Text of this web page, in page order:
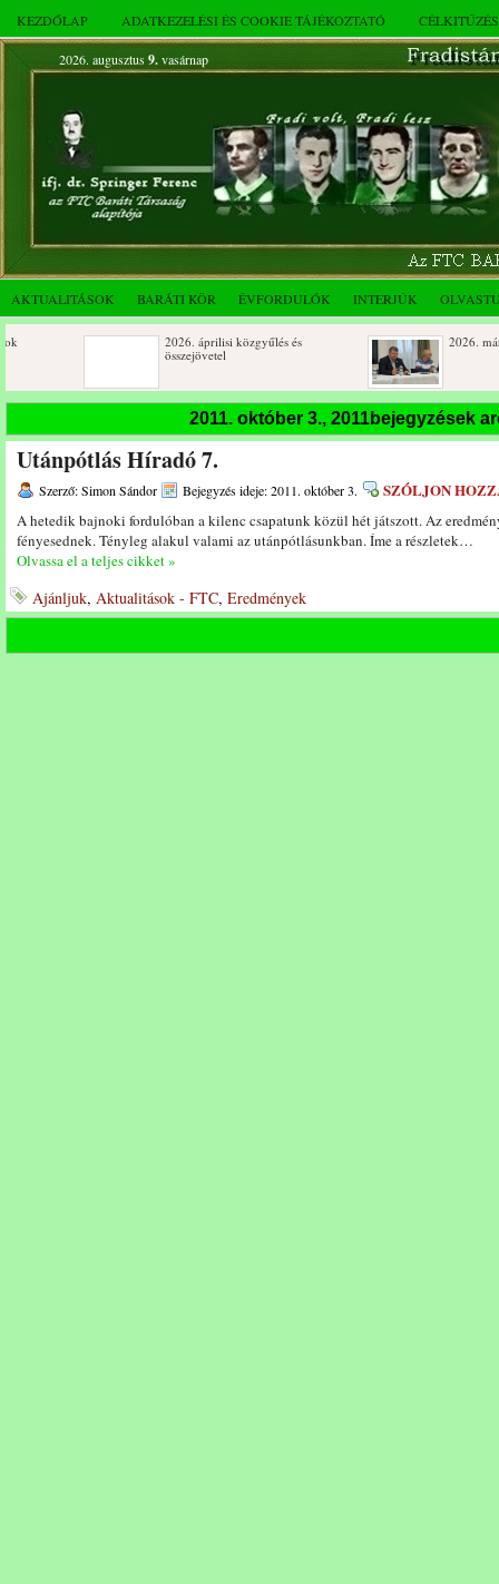
KEZDŐLAP ADATKEZELÉSI ÉS COOKIE TÁJÉKOZTATÓ
2026. augusztus 9.vasárnap
AKTUALITÁSOK BARÁTI KÖR ÉVFORDULÓK INTERJÚK
2026. áprilisi közgyűlés és
2026. márciusi
Születésnapi koszorúzások
Rendkívüli
novemberi
Az FTC Baráti Kör 2025. októberi
összejövetel
2011. október 3., 2011bejegyzések
Utánpótlás Híradó 7.
Szerző: Simon Sándor Bejegyzés ideje: 2011. október 3. SZÓLJON
A hetedik bajnoki fordulóban a kilenc csapatunk közül hét játszott. Az
fényesednek. Tényleg alakul valami az utánpótlásunkban. Íme a részletek…
Olvassa el a teljes cikket »
Ajánljuk, Aktualitások - FTC, Eredmények